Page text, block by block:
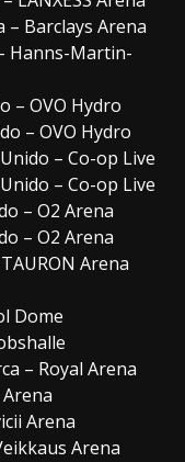
– Barclays Arena
Hanns-Martin-
– OVO Hydro
– OVO Hydro
– Co-op Live
– Co-op Live
– O2 Arena
– O2 Arena
Arena
Dome
– Royal Arena
Arena
Arena